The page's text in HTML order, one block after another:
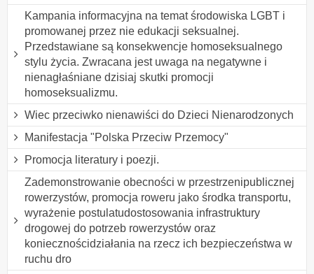
Kampania informacyjna na temat środowiska LGBT i
promowanej przez nie edukacji seksualnej.
Przedstawiane są konsekwencje homoseksualnego
stylu życia. Zwracana jest uwaga na negatywne i
nienagłaśniane dzisiaj skutki promocji
homoseksualizmu.
Wiec przeciwko nienawiści do Dzieci Nienarodzonych
Manifestacja "Polska Przeciw Przemocy"
Promocja literatury i poezji.
Zademonstrowanie obecności w przestrzenipublicznej
rowerzystów, promocja roweru jako środka transportu,
wyrażenie postulatudostosowania infrastruktury
drogowej do potrzeb rowerzystów oraz
koniecznościdziałania na rzecz ich bezpieczeństwa w
ruchu dro